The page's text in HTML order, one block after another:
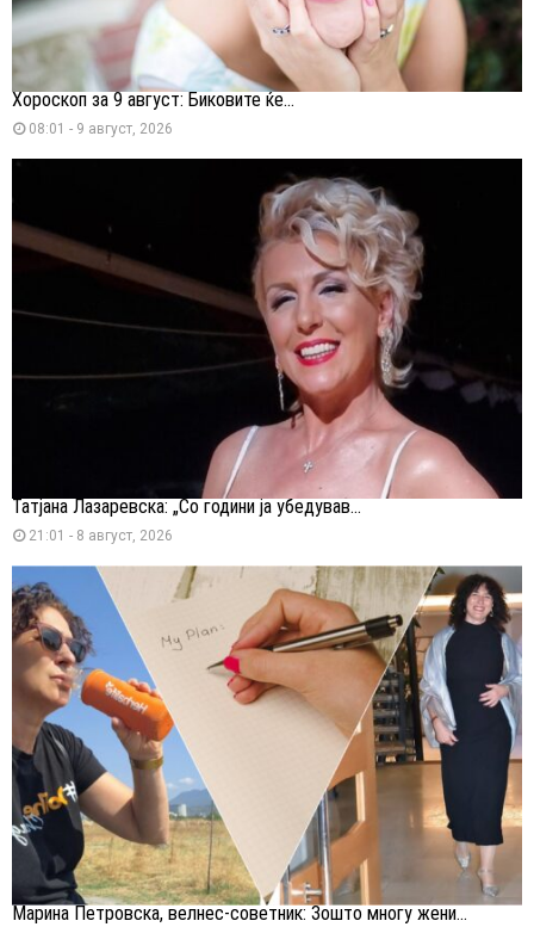
Хороскоп за 9 август: Биковите ќе...
08:01 - 9 август, 2026
Татјана Лазаревска: „Со години ја убедував...
21:01 - 8 август, 2026
Марина Петровска, велнес-советник: Зошто многу жени...